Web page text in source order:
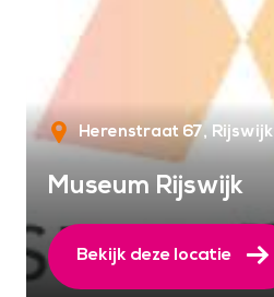
Herenstraat 67 Rijswijk
Museum Rijswijk
Bekijk deze locatie